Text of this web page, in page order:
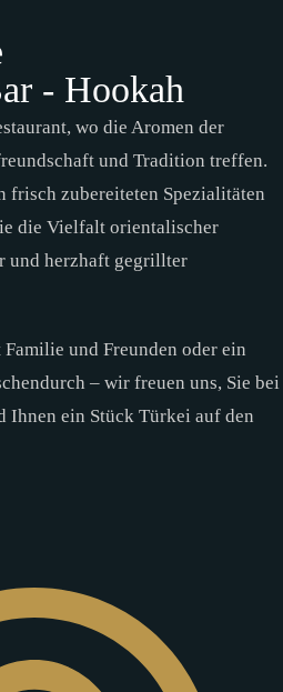
- Hookah
wo die Aromen der
und Tradition treffen.
frisch zubereiteten Spezialitäten
die Vielfalt orientalischer
und herzhaft gegrillter
und Freunden oder ein
– wir freuen uns, Sie bei
Ihnen ein Stück Türkei auf den